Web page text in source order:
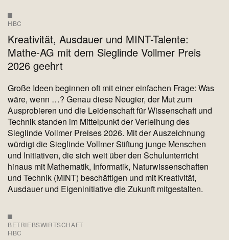
HBC
Kreativität, Ausdauer und MINT-Talente:
Mathe-AG mit dem Sieglinde Vollmer Preis
2026 geehrt
Große Ideen beginnen oft mit einer einfachen Frage: Was
wäre, wenn …? Genau diese Neugier, der Mut zum
Ausprobieren und die Leidenschaft für Wissenschaft und
Technik standen im Mittelpunkt der Verleihung des
Sieglinde Vollmer Preises 2026. Mit der Auszeichnung
würdigt die Sieglinde Vollmer Stiftung junge Menschen
und Initiativen, die sich weit über den Schulunterricht
hinaus mit Mathematik, Informatik, Naturwissenschaften
und Technik (MINT) beschäftigen und mit Kreativität,
Ausdauer und Eigeninitiative die Zukunft mitgestalten.
BETRIEBSWIRTSCHAFT
HBC